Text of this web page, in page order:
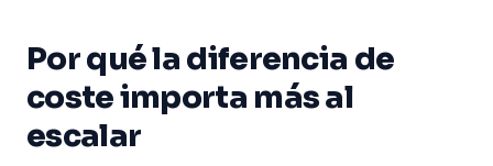
Por qué la diferencia de
coste importa más al
escalar